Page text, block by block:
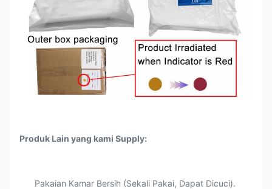
Produk Lain yang kami Supply:
Pakaian Kamar Bersih (Sekali Pakai, Dapat Dicuci).